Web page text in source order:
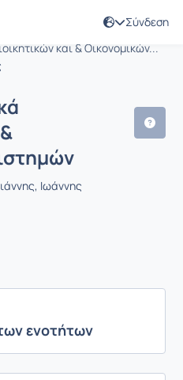
Σύνδεση
και & Οικονομικών...
Ιωάννης
ενοτήτων